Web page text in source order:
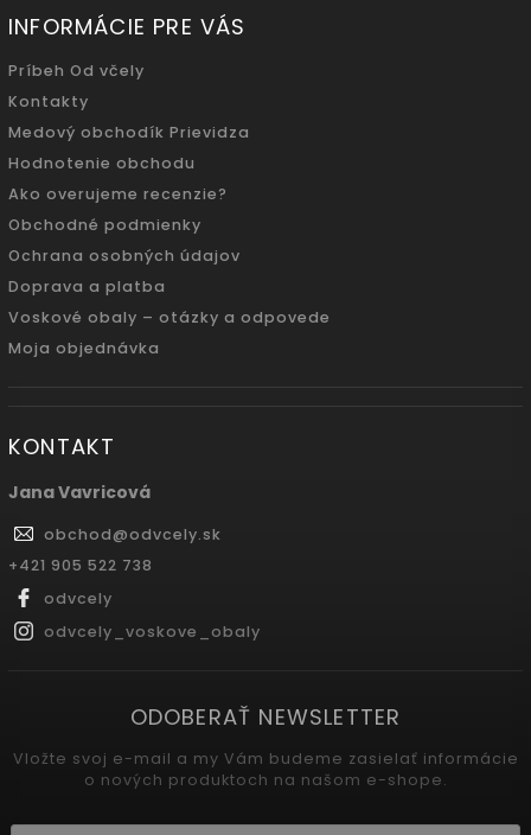
INFORMÁCIE PRE VÁS
Príbeh Od včely
Kontakty
Medový obchodík Prievidza
Hodnotenie obchodu
Ako overujeme recenzie?
Obchodné podmienky
Ochrana osobných údajov
Doprava a platba
Voskové obaly – otázky a odpovede
Moja objednávka
KONTAKT
Jana Vavricová
obchod@odvcely.sk
+421 905 522 738
odvcely
odvcely_voskove_obaly
ODOBERAŤ NEWSLETTER
Vložte svoj e-mail a my Vám budeme zasielať informácie
o nových produktoch na našom e-shope.